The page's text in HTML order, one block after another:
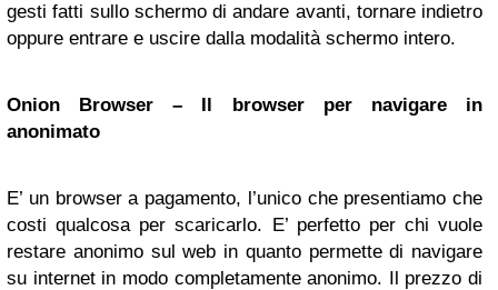
gesti fatti sullo schermo di andare avanti, tornare indietro
oppure entrare e uscire dalla modalità schermo intero.
Onion Browser – Il browser per navigare in
anonimato
E’ un browser a pagamento, l’unico che presentiamo che
costi qualcosa per scaricarlo. E’ perfetto per chi vuole
restare anonimo sul web in quanto permette di navigare
su internet in modo completamente anonimo. Il prezzo di